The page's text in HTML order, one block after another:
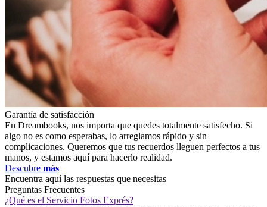
Garantía de satisfacción
En Dreambooks, nos importa que quedes totalmente satisfecho. Si
algo no es como esperabas, lo arreglamos rápido y sin
complicaciones. Queremos que tus recuerdos lleguen perfectos a tus
manos, y estamos aquí para hacerlo realidad.
Descubre más
Encuentra aquí las respuestas que necesitas
Preguntas Frecuentes
¿Qué es el Servicio Fotos Exprés?